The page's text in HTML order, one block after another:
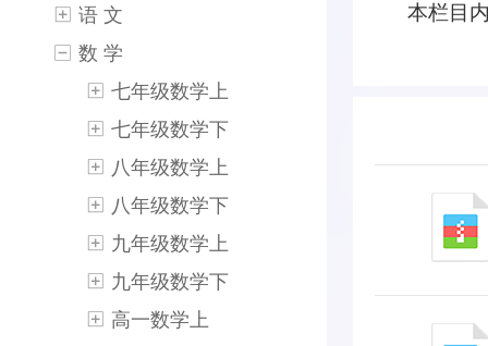
本栏目
语 文
数 学
七年级数学上
七年级数学下
八年级数学上
八年级数学下
九年级数学上
九年级数学下
高一数学上